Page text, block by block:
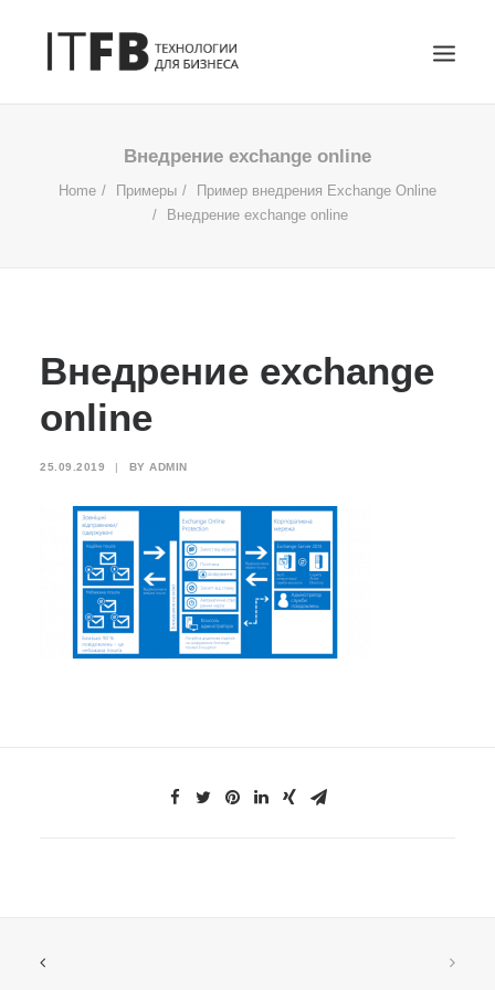
ГЛАВНАЯ
DEVOPS
АДМИНИСТРИРОВАНИЕ СЕРВЕРОВ
КОНТАКТЫ
Внедрение exchange online
Home Примеры
Пример внедрения Exchange Online
Внедрение exchange online
Внедрение exchange
online
25.09.2019 | BY ADMIN